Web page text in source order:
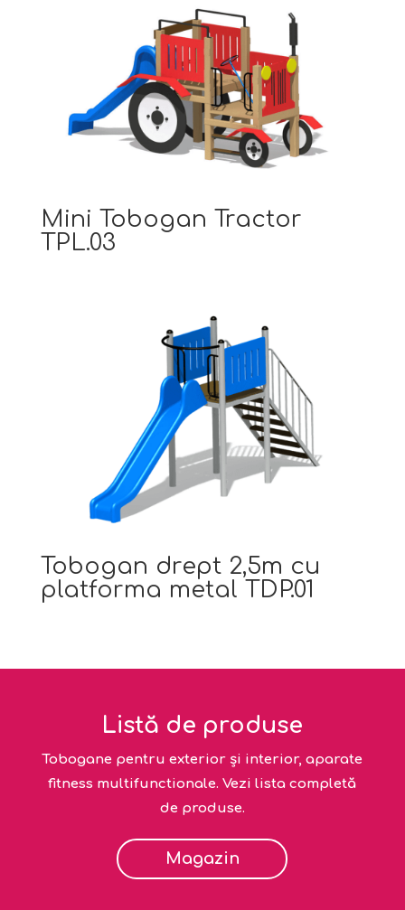
Mini Tobogan Tractor
TPL.03
Tobogan drept 2,5m cu
platforma metal TDP.01
Listă de produse
Tobogane pentru exterior și interior, aparate
fitness multifunctionale. Vezi lista completă
de produse.
Magazin